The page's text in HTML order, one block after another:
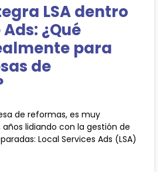
LSA dentro
¿Qué
para
de
de reformas, es muy
lidiando con la gestión de
Local Services Ads (LSA)